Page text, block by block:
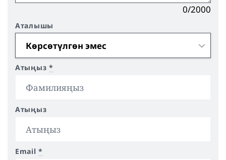
0/2000
Аталышы
Атыңыз *
Атыңыз
Email*